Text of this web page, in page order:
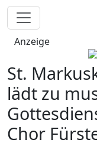
Anzeige
St.
lädt zu
Chor